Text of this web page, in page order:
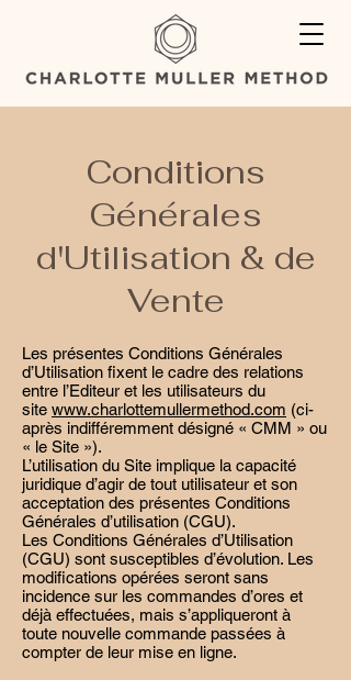
Conditions
Générales
d'Utilisation & de
Vente
Les présentes Conditions Générales
d’Utilisation fixent le cadre des relations
entre l’Editeur et les utilisateurs du
site www.charlottemullermethod.com (ci-
après indifféremment désigné « CMM » ou
« le Site »).
L’utilisation du Site implique la capacité
juridique d’agir de tout utilisateur et son
acceptation des présentes Conditions
Générales d’utilisation (CGU).
Les Conditions Générales d’Utilisation
(CGU) sont susceptibles d’évolution. Les
modifications opérées seront sans
incidence sur les commandes d’ores et
déjà effectuées, mais s’appliqueront à
toute nouvelle commande passées à
compter de leur mise en ligne.